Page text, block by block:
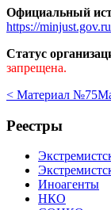
Официальный
https://
Статус
запрещена.
< Материал №75
Реестры
Иноагенты
НКО